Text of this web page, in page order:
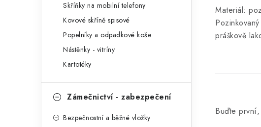
Skříňky na mobilní telefony
Kovové skříně spisové
Popelníky a odpadkové koše
Nástěnky - vitríny
Kartotéky
Zámečnictví - zabezpečení
Bezpečnostní a běžné vložky
Materiál:
práškově
Buďte